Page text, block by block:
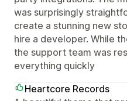
was surprisingly
create a stunning new
hire a developer. While
the support team was
everything quickly
Heartcore Records